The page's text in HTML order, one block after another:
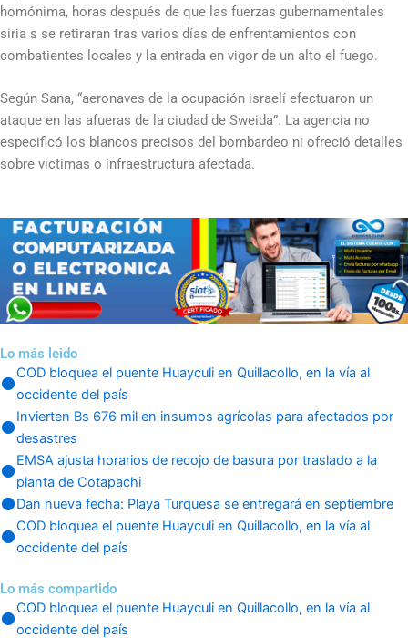
homónima, horas después de que las fuerzas gubernamentales
siria s se retiraran tras varios días de enfrentamientos con
combatientes locales y la entrada en vigor de un alto el fuego.
Según Sana, “aeronaves de la ocupación israelí efectuaron un
ataque en las afueras de la ciudad de Sweida”. La agencia no
especificó los blancos precisos del bombardeo ni ofreció detalles
sobre víctimas o infraestructura afectada.
Lo más leido
COD bloquea el puente Huayculi en Quillacollo, en la vía al
occidente del país
Invierten Bs 676 mil en insumos agrícolas para afectados por
desastres
EMSA ajusta horarios de recojo de basura por traslado a la
planta de Cotapachi
Dan nueva fecha: Playa Turquesa se entregará en septiembre
COD bloquea el puente Huayculi en Quillacollo, en la vía al
occidente del país
Lo más compartido
COD bloquea el puente Huayculi en Quillacollo, en la vía al
occidente del país